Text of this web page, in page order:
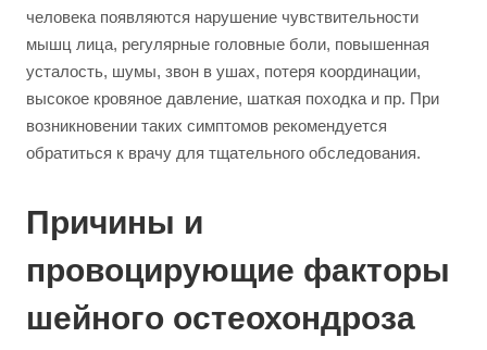
человека появляются нарушение чувствительности
мышц лица, регулярные головные боли, повышенная
усталость, шумы, звон в ушах, потеря координации,
высокое кровяное давление, шаткая походка и пр. При
возникновении таких симптомов рекомендуется
обратиться к врачу для тщательного обследования.
Причины и
провоцирующие факторы
шейного остеохондроза